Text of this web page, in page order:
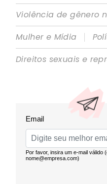
Violência de gênero
Mulher e Mídia
|
Direitos sexuais e